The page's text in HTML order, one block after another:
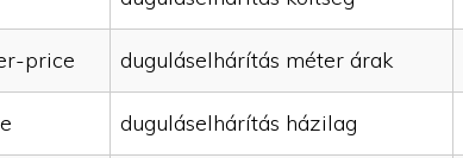
price duguláselhárítás méter árak
duguláselhárítás házilag